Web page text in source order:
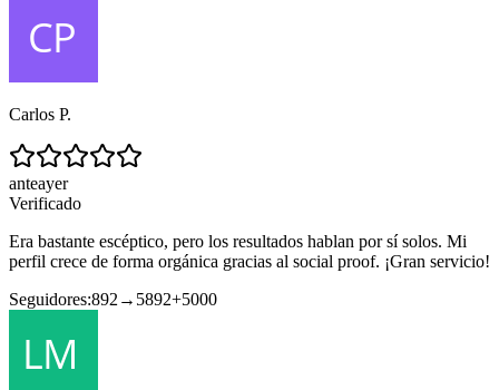
Carlos P.
anteayer
Verificado
Era bastante escéptico, pero los resultados hablan por sí solos. Mi
perfil crece de forma orgánica gracias al social proof. ¡Gran servicio!
Seguidores:892 → 5892+5000